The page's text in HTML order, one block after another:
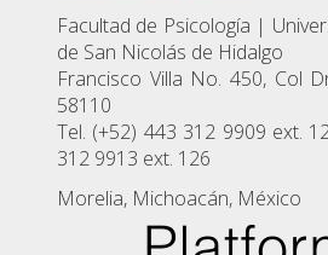
Facultad de Psicologí­a |
de San Nicolás de Hidalgo
Francisco Villa No. 450, Col
58110
Tel. (+52) 443 312 9909 ext.
312 9913 ext. 126
Morelia, Michoacán, México